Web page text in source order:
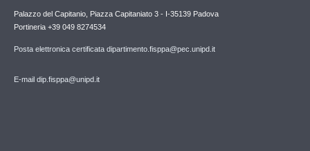
Palazzo del Capitanio, Piazza Capitaniato 3 - I-35139 Padova
Portineria +39 049 8274534
Posta elettronica certificata dipartimento.fisppa@pec.unipd.it
E-mail dip.fisppa@unipd.it